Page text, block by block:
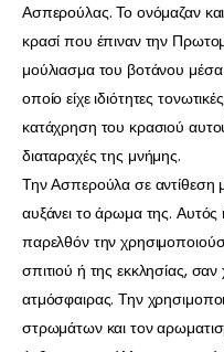
Ασπερούλας. Το ονόμαζαν και
κρασί που έπιναν την
μούλιασμα του βοτάνου
οποίο είχε ιδιότητες
κατάχρηση του κρασιού
διαταραχές της μνήμης.
Την Ασπερούλα σε αντίθεση
αυξάνει το άρωμα της.
παρελθόν την
σπιτιού ή της εκκλησίας,
ατμόσφαιρας. Την
στρωμάτων και τον